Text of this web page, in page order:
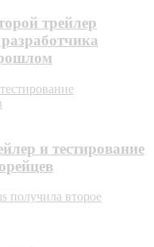
трейлер
и тестирование
получила второе